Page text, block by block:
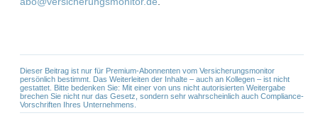
Dieser Beitrag ist nur für Premium-Abonnenten vom Versicherungsmonitor
persönlich bestimmt. Das Weiterleiten der Inhalte – auch an Kollegen – ist nicht
gestattet. Bitte bedenken Sie: Mit einer von uns nicht autorisierten Weitergabe
brechen Sie nicht nur das Gesetz, sondern sehr wahrscheinlich auch Compliance-
Vorschriften Ihres Unternehmens.